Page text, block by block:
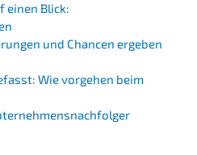
einen Blick:
und Chancen ergeben
Wie vorge­hen beim